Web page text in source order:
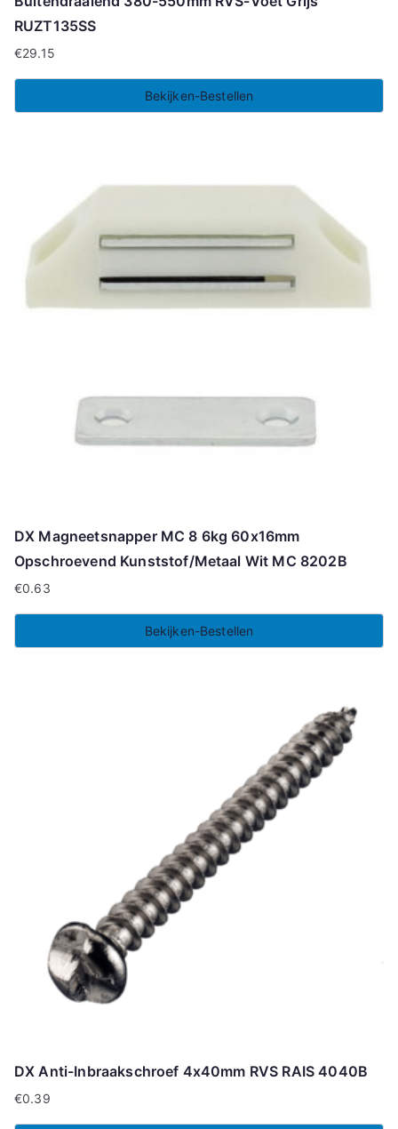
RUZT135SS
€29.15
Bekijken-Bestellen
DX Magneetsnapper MC 8 6kg 60x16mm
Opschroevend Kunststof/Metaal Wit MC 8202B
€0.63
Bekijken-Bestellen
DX Anti-Inbraakschroef 4x40mm RVS RAIS 4040B
€0.39